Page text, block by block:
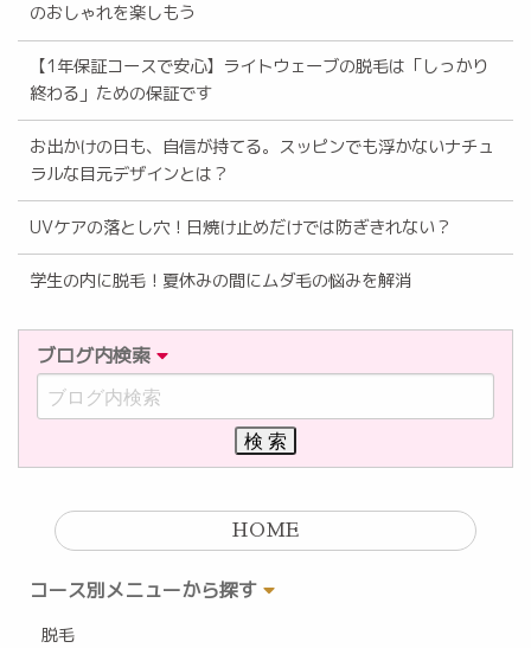
のおしゃれを楽しもう
【1年保証コースで安心】ライトウェーブの脱毛は「しっかり
終わる」ための保証です
お出かけの日も、自信が持てる。スッピンでも浮かないナチュ
ラルな目元デザインとは？
UVケアの落とし穴！日焼け止めだけでは防ぎきれない？
学生の内に脱毛！夏休みの間にムダ毛の悩みを解消
ブログ内検索
HOME
コース別メニューから探す
脱毛